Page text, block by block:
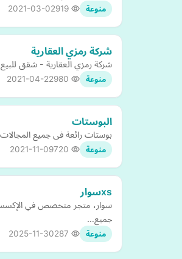
منوعة 2021-03-02
شركة رمزي العقارية
شركة رمزي العقارية - شقق
منوعة 2021-04-22
البوستات
بوستات رائعة فى جميع المجالات
منوعة 2021-11-09
xsسوار
سوار، متجر متخصص في
جميع…
منوعة 2025-11-30